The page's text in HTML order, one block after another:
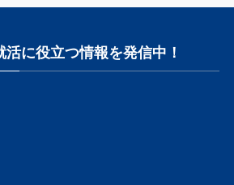
に役立つ情報を発信中！